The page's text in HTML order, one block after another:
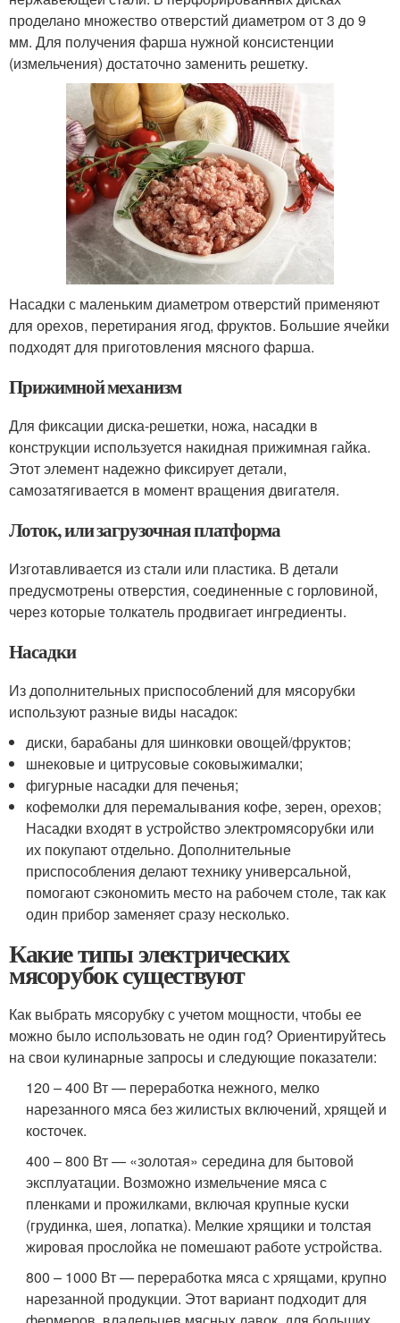
проделано множество отверстий диаметром от 3 до 9
мм. Для получения фарша нужной консистенции
(измельчения) достаточно заменить решетку.
Насадки с маленьким диаметром отверстий применяют
для орехов, перетирания ягод, фруктов. Большие ячейки
подходят для приготовления мясного фарша.
Прижимной механизм
Для фиксации диска-решетки, ножа, насадки в
конструкции используется накидная прижимная гайка.
Этот элемент надежно фиксирует детали,
самозатягивается в момент вращения двигателя.
Лоток, или загрузочная платформа
Изготавливается из стали или пластика. В детали
предусмотрены отверстия, соединенные с горловиной,
через которые толкатель продвигает ингредиенты.
Насадки
Из дополнительных приспособлений для мясорубки
используют разные виды насадок:
диски, барабаны для шинковки овощей/фруктов;
шнековые и цитрусовые соковыжималки;
фигурные насадки для печенья;
кофемолки для перемалывания кофе, зерен, орехов;
Насадки входят в устройство электромясорубки или
их покупают отдельно. Дополнительные
приспособления делают технику универсальной,
помогают сэкономить место на рабочем столе, так как
один прибор заменяет сразу несколько.
Какие типы электрических
мясорубок существуют
Как выбрать мясорубку с учетом мощности, чтобы ее
можно было использовать не один год? Ориентируйтесь
на свои кулинарные запросы и следующие показатели:
120 – 400 Вт — переработка нежного, мелко
нарезанного мяса без жилистых включений, хрящей и
косточек.
400 – 800 Вт — «золотая» середина для бытовой
эксплуатации. Возможно измельчение мяса с
пленками и прожилками, включая крупные куски
(грудинка, шея, лопатка). Мелкие хрящики и толстая
жировая прослойка не помешают работе устройства.
800 – 1000 Вт — переработка мяса с хрящами, крупно
нарезанной продукции. Этот вариант подходит для